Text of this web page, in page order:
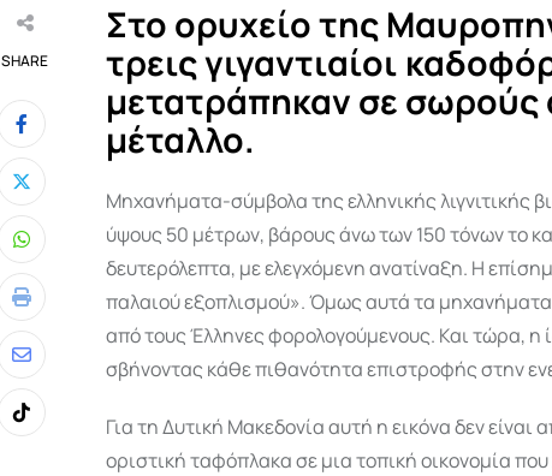
SHARE
Whatsapp
Print
Share
via
Email
Tiktok
Στο ορυχείο της
τρεις γιγαντιαίοι
μετατράπηκαν σε
μέταλλο.
Μηχανήματα-σύμβολα της ελληνικής λιγνιτικής
ύψους 50 μέτρων, βάρους άνω των 150 τόνων το
δευτερόλεπτα, με ελεγχόμενη ανατίναξη. Η
παλαιού εξοπλισμού». Όμως αυτά τα
από τους Έλληνες φορολογούμενους. Και τώρα, η
σβήνοντας κάθε πιθανότητα επιστροφής στην
Για τη Δυτική Μακεδονία αυτή η εικόνα δεν είναι
οριστική ταφόπλακα σε μια τοπική οικονομία που